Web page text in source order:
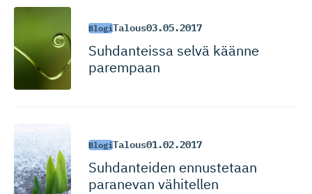
BlogiTalous03.05.2017
Suhdanteissa selvä käänne
parempaan
BlogiTalous01.02.2017
Suhdanteiden ennustetaan
paranevan vähitellen